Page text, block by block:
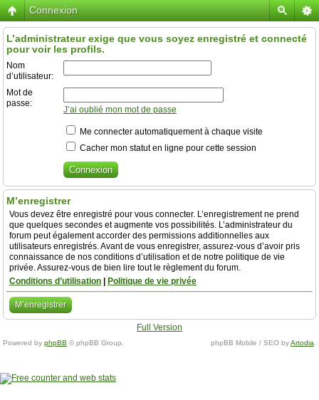
Connexion
L’administrateur exige que vous soyez enregistré et connecté
pour voir les profils.
Nom
d’utilisateur:
Mot de
passe:
J’ai oublié mon mot de passe
Me connecter automatiquement à chaque visite
Cacher mon statut en ligne pour cette session
M’enregistrer
Vous devez être enregistré pour vous connecter. L’enregistrement ne prend
que quelques secondes et augmente vos possibilités. L’administrateur du
forum peut également accorder des permissions additionnelles aux
utilisateurs enregistrés. Avant de vous enregistrer, assurez-vous d’avoir pris
connaissance de nos conditions d’utilisation et de notre politique de vie
privée. Assurez-vous de bien lire tout le règlement du forum.
Conditions d’utilisation
Politique de vie privée
M’enregistrer
Full Version
Powered by phpBB © phpBB Group. phpBB Mobile / SEO byArtodia